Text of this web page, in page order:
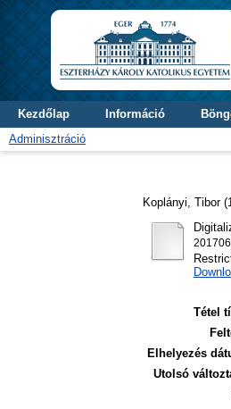
Kezdőlap Információ
Adminisztráció
Koplányi, Tibor
Tétel
Elhelyezés
Utolsó